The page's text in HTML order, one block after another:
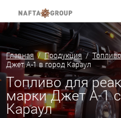
Главная/Продукция/
Джет А-1 в город Караул
Топливо для
марки Джет А-1
Караул